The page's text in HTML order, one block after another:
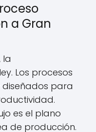
a Gran
la
Los procesos
para
es el plano
de producción.